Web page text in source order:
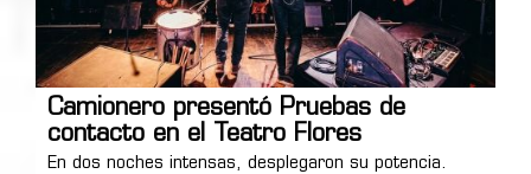
Camionero presentó Pruebas de
contacto en el Teatro Flores
En dos noches intensas, desplegaron su potencia.